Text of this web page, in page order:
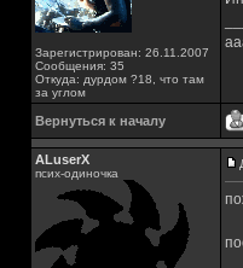
Зарегистрирован: 26.11.2007
Сообщения: 35
Откуда: дурдом ?18, что там
за углом
Вернуться к началу
ALuserX
псих-одиночка